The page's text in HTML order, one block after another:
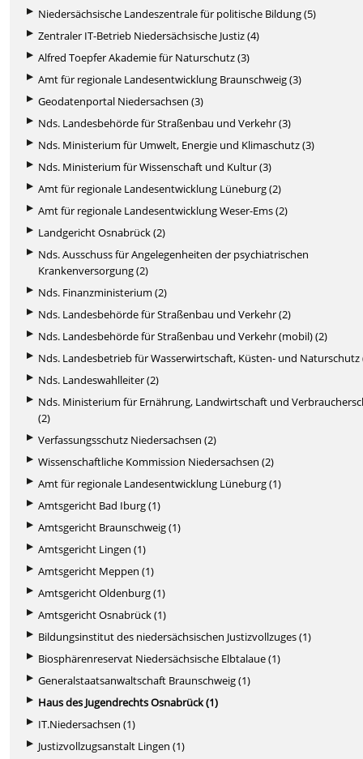
Niedersächsische Landeszentrale für politische Bildung (5)
Zentraler IT-Betrieb Niedersächsische Justiz (4)
Alfred Toepfer Akademie für Naturschutz (3)
Amt für regionale Landesentwicklung Braunschweig (3)
Geodatenportal Niedersachsen (3)
Nds. Landesbehörde für Straßenbau und Verkehr (3)
Nds. Ministerium für Umwelt, Energie und Klimaschutz (3)
Nds. Ministerium für Wissenschaft und Kultur (3)
Amt für regionale Landesentwicklung Lüneburg (2)
Amt für regionale Landesentwicklung Weser-Ems (2)
Landgericht Osnabrück (2)
Nds. Ausschuss für Angelegenheiten der psychiatrischen
Krankenversorgung (2)
Nds. Finanzministerium (2)
Nds. Landesbehörde für Straßenbau und Verkehr (2)
Nds. Landesbehörde für Straßenbau und Verkehr (mobil) (2)
Nds. Landesbetrieb für Wasserwirtschaft, Küsten- und Naturschutz
Nds. Landeswahlleiter (2)
Nds. Ministerium für Ernährung, Landwirtschaft und
(2)
Verfassungsschutz Niedersachsen (2)
Wissenschaftliche Kommission Niedersachsen (2)
Amt für regionale Landesentwicklung Lüneburg (1)
Amtsgericht Bad Iburg (1)
Amtsgericht Braunschweig (1)
Amtsgericht Lingen (1)
Amtsgericht Meppen (1)
Amtsgericht Oldenburg (1)
Amtsgericht Osnabrück (1)
Bildungsinstitut des niedersächsischen Justizvollzuges (1)
Biosphärenreservat Niedersächsische Elbtalaue (1)
Generalstaatsanwaltschaft Braunschweig (1)
Haus des Jugendrechts Osnabrück (1)
IT.Niedersachsen (1)
Justizvollzugsanstalt Lingen (1)